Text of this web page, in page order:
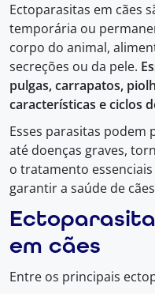
Ectoparasitas em cães
temporária ou
corpo do animal,
secreções ou da pele.
pulgas, carrapatos,
características e ciclos
Esses parasitas podem
até doenças graves,
o tratamento
garantir a saúde de
em cães
Entre os principais